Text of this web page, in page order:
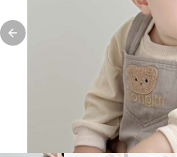
Previous slide